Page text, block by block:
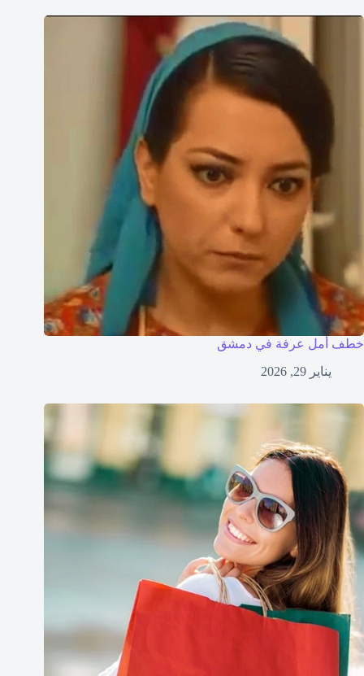
خطف أمل عرفة في دمشق
يناير 29, 2026